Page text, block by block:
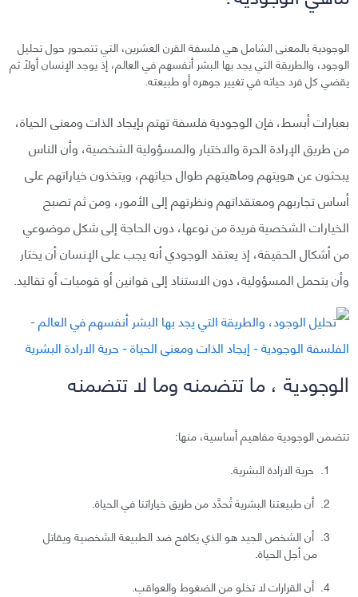
الوجودية بالمعنى الشامل هي فلسفة القرن العشرين، التي تتمحور حول تحليل
الوجود، والطريقة التي يجد بها البشر أنفسهم في العالم، إذ يوجد الإنسان أولاً ثم
يقضي كل فرد حياته في تغيير جوهره أو طبيعته.
بعبارات أبسط، فإن الوجودية فلسفة تهتم بإيجاد الذات ومعنى الحياة،
من طريق الإرادة الحرة والاختيار والمسؤولية الشخصية، وأن الناس
يبحثون عن هويتهم وماهيتهم طوال حياتهم، ويتخذون خياراتهم على
أساس تجاربهم ومعتقداتهم ونظرتهم إلى الأمور، ومن ثم تصبح
الخيارات الشخصية فريدة من نوعها، دون الحاجة إلى شكل موضوعي
من أشكال الحقيقة، إذ يعتقد الوجودي أنه يجب على الإنسان أن يختار
وأن يتحمل المسؤولية، دون الاستناد إلى قوانين أو قوميات أو تقاليد.
الوجودية ، ما تتضمنه وما لا تتضمنه
تتضمن الوجودية مفاهيم أساسية، منها:
حرية الارادة البشرية.
أن طبيعتنا البشرية تُحدَّد من طريق خياراتنا في الحياة.
أن الشخص الجيد هو الذي يكافح ضد الطبيعة الشخصية ويقاتل
من أجل الحياة.
أن القرارات لا تخلو من الضغوط والعواقب.